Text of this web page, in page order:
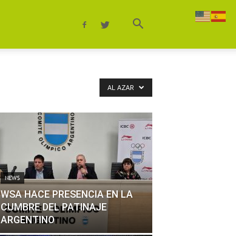
AL AZAR
NEWS
WSA HACE PRESENCIA EN LA
CUMBRE DEL PATINAJE
ARGENTINO